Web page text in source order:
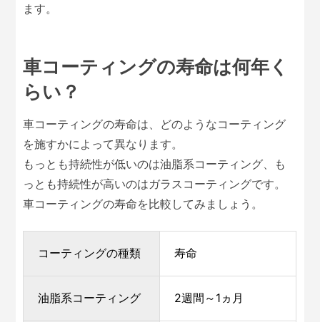
ます。
車コーティングの寿命は何年く
らい？
車コーティングの寿命は、どのようなコーティング
を施すかによって異なります。
もっとも持続性が低いのは油脂系コーティング、も
っとも持続性が高いのはガラスコーティングです。
車コーティングの寿命を比較してみましょう。
コーティングの種類 寿命
油脂系コーティング 2週間～1ヵ月